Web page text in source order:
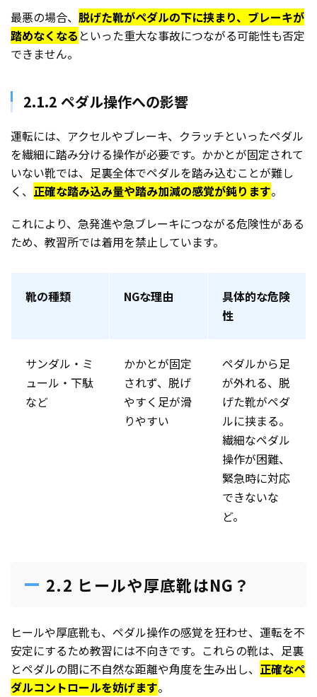
最悪の場合、 脱げた靴がペダルの下に挟まり、ブレーキが
踏めなくなる といった重大な事故につながる可能性も否定
できません。
2.1.2 ペダル操作への影響
運転には、アクセルやブレーキ、クラッチといったペダル
を繊細に踏み分ける操作が必要です。かかとが固定されて
いない靴では、足裏全体でペダルを踏み込むことが難し
く、 正確な踏み込み量や踏み加減の感覚が鈍ります。
これにより、急発進や急ブレーキにつながる危険性がある
ため、教習所では着用を禁止しています。
靴の種類 NGな理由
具体的な危険
性
サンダル・ミ
ュール・下駄
など
かかとが固定
されず、脱げ
やすく足が滑
りやすい
ペダルから足
が外れる、脱
げた靴がペダ
ルに挟まる。
繊細なペダル
操作が困難、
緊急時に対応
できないな
ど。
2.2 ヒールや厚底靴はNG？
ヒールや厚底靴も、ペダル操作の感覚を狂わせ、運転を不
安定にするため教習には不向きです。これらの靴は、足裏
とペダルの間に不自然な距離や角度を生み出し、 正確なペ
ダルコントロールを妨げます。